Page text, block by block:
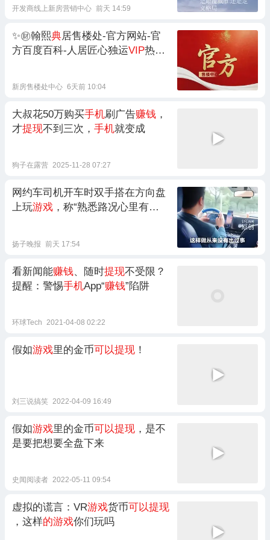
开发商线上新房营销中心 前天 14:59
✨㊖翰熙典居售楼处-官方网站-官
方百度百科-人居匠心独运VIP热搜
新房售楼处中心 6天前 10:04
大叔花50万购买手机刷广告赚钱 ，
才提现不到三次， 手机就变成
狗子在露营 2025-11-28 07:27
网约车司机开车时双手搭在方向盘
上玩游戏 ，称“熟悉路况心里有
警回应
扬子晚报 前天 17:54
看新闻能赚钱、随时提现不受限？
提醒：警惕手机App“赚钱”陷阱
环球Tech 2021-04-08 02:22
假如游戏里的金币可以提现 ！
刘三说搞笑 2022-04-09 16:49
假如游戏里的金币可以提现 ，是不
是要把想要全盘下来
史闻阅读者 2022-05-11 09:54
虚拟的谎言：VR游戏货币可以提现
，这样的游戏你们玩吗